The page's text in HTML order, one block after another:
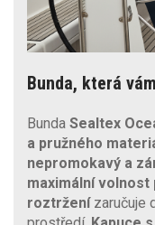
Bunda, která
Bunda Sealtex
a pružného
nepromokavý a
maximální volnost
roztrženízaručuje